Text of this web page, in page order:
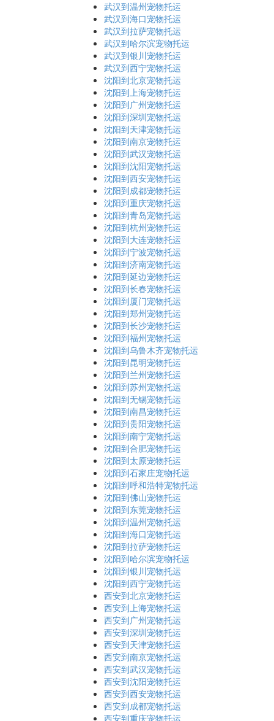
武汉到温州宠物托运
武汉到海口宠物托运
武汉到拉萨宠物托运
武汉到哈尔滨宠物托运
武汉到银川宠物托运
武汉到西宁宠物托运
沈阳到北京宠物托运
沈阳到上海宠物托运
沈阳到广州宠物托运
沈阳到深圳宠物托运
沈阳到天津宠物托运
沈阳到南京宠物托运
沈阳到武汉宠物托运
沈阳到沈阳宠物托运
沈阳到西安宠物托运
沈阳到成都宠物托运
沈阳到重庆宠物托运
沈阳到青岛宠物托运
沈阳到杭州宠物托运
沈阳到大连宠物托运
沈阳到宁波宠物托运
沈阳到济南宠物托运
沈阳到延边宠物托运
沈阳到长春宠物托运
沈阳到厦门宠物托运
沈阳到郑州宠物托运
沈阳到长沙宠物托运
沈阳到福州宠物托运
沈阳到乌鲁木齐宠物托运
沈阳到昆明宠物托运
沈阳到兰州宠物托运
沈阳到苏州宠物托运
沈阳到无锡宠物托运
沈阳到南昌宠物托运
沈阳到贵阳宠物托运
沈阳到南宁宠物托运
沈阳到合肥宠物托运
沈阳到太原宠物托运
沈阳到石家庄宠物托运
沈阳到呼和浩特宠物托运
沈阳到佛山宠物托运
沈阳到东莞宠物托运
沈阳到温州宠物托运
沈阳到海口宠物托运
沈阳到拉萨宠物托运
沈阳到哈尔滨宠物托运
沈阳到银川宠物托运
沈阳到西宁宠物托运
西安到北京宠物托运
西安到上海宠物托运
西安到广州宠物托运
西安到深圳宠物托运
西安到天津宠物托运
西安到南京宠物托运
西安到武汉宠物托运
西安到沈阳宠物托运
西安到西安宠物托运
西安到成都宠物托运
西安到重庆宠物托运